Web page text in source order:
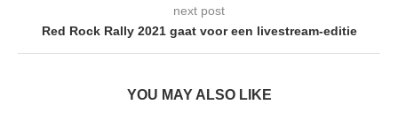
next post
Red Rock Rally 2021 gaat voor een livestream-editie
YOU MAY ALSO LIKE